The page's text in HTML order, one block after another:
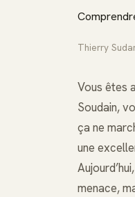
Thierry
Vous êtes
Soudain,
ça ne
une
menace,